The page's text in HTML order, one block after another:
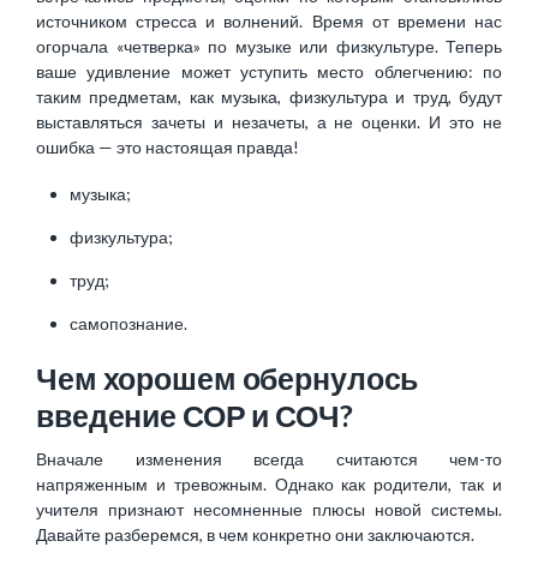
источником стресса и волнений. Время от времени нас
огорчала «четверка» по музыке или физкультуре. Теперь
ваше удивление может уступить место облегчению: по
таким предметам, как музыка, физкультура и труд, будут
выставляться зачеты и незачеты, а не оценки. И это не
ошибка — это настоящая правда!
музыка;
физкультура;
труд;
самопознание.
Чем хорошем обернулось
введение СОР и СОЧ?
Вначале изменения всегда считаются чем-то
напряженным и тревожным. Однако как родители, так и
учителя признают несомненные плюсы новой системы.
Давайте разберемся, в чем конкретно они заключаются.